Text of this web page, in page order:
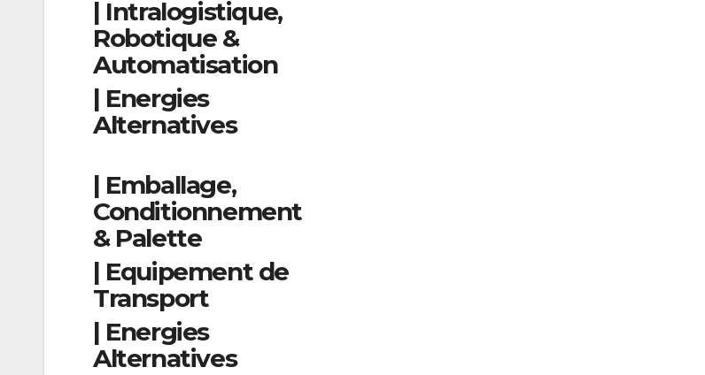
| Intralogistique,
Robotique &
Automatisation
| Energies
Alternatives
| Emballage,
Conditionnement
& Palette
| Equipement de
Transport
| Energies
Alternatives